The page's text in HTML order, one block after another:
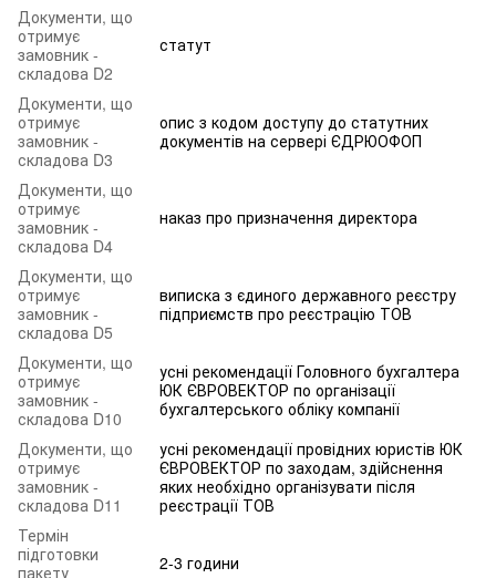
Документи, що
отримує
замовник -
складова D2
статут
Документи, що
отримує
замовник -
складова D3
опис з кодом доступу до статутних
документів на сервері ЄДРЮОФОП
Документи, що
отримує
замовник -
складова D4
наказ про призначення директора
Документи, що
отримує
замовник -
складова D5
виписка з єдиного державного реєстру
підприємств про реєстрацію ТОВ
Документи, що
отримує
замовник -
складова D10
усні рекомендації Головного бухгалтера
ЮК ЄВРОВЕКТОР по організації
бухгалтерського обліку компанії
Документи, що
отримує
замовник -
складова D11
усні рекомендації провідних юристів ЮК
ЄВРОВЕКТОР по заходам, здійснення
яких необхідно організувати після
реєстрації ТОВ
Термін
підготовки
пакету
2-3 години